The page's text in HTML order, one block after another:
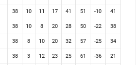
38 10 11 17 41 51 -10 41
38 10 8 20 28 50 -22 38
38 8 10 20 32 57 -25 34
38 3 12 23 25 61 -36 21